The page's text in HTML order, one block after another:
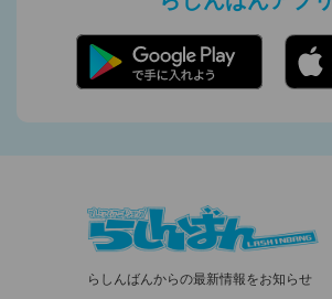
らしんばんからの最新情報をお知らせ